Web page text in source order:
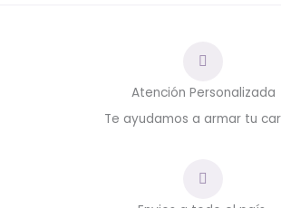
Atención Personalizada
Te ayudamos a armar tu